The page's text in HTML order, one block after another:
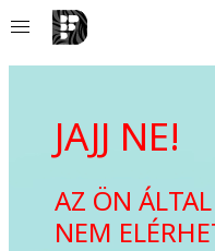
JAJJ NE!
AZ ÖN
NEM